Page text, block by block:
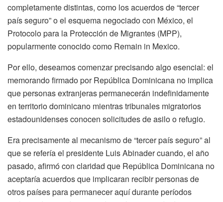
completamente distintas, como los acuerdos de “tercer
país seguro” o el esquema negociado con México, el
Protocolo para la Protección de Migrantes (MPP),
popularmente conocido como Remain in Mexico.
Por ello, deseamos comenzar precisando algo esencial: el
memorando firmado por República Dominicana no implica
que personas extranjeras permanecerán indefinidamente
en territorio dominicano mientras tribunales migratorios
estadounidenses conocen solicitudes de asilo o refugio.
Era precisamente al mecanismo de “tercer país seguro” al
que se refería el presidente Luis Abinader cuando, el año
pasado, afirmó con claridad que República Dominicana no
aceptaría acuerdos que implicaran recibir personas de
otros países para permanecer aquí durante períodos